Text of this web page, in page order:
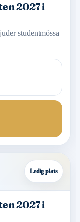
2027 i
studentmössa
Ledig plats
2027 i